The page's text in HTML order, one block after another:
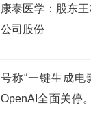
康泰医学：股东
公司股份
号称“一键生成电
OpenAI全面关停